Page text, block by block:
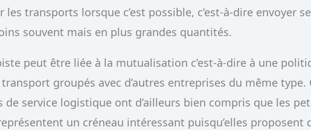
les transports lorsque c’est possible, c’est-à-dire envoyer
souvent mais en plus grandes quantités.
peut être liée à la mutualisation c’est-à-dire à une
transport groupés avec d’autres entreprises du même type.
de service logistique ont d’ailleurs bien compris que les
un créneau intéressant puisqu’elles proposent